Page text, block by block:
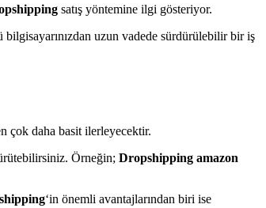
satış yöntemine ilgi gösteriyor.
bilgisayarınızdan uzun vadede sürdürülebilir bir iş
çok daha basit ilerleyecektir.
Örneğin; Dropshipping amazon
‘in önemli avantajlarından biri ise